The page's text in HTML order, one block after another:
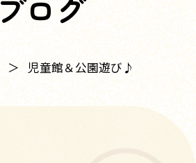
ブログ
児童館＆公園遊び♪